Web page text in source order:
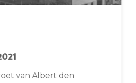
van Albert den